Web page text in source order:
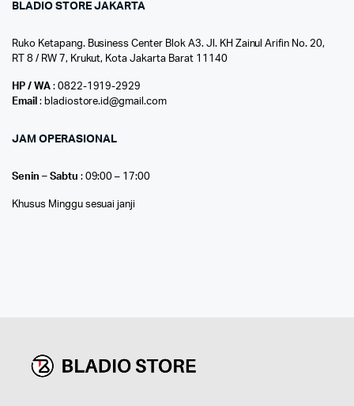
BLADIO STORE JAKARTA
Ruko Ketapang. Business Center Blok A3. Jl. KH Zainul Arifin No. 20,
RT 8 / RW 7, Krukut, Kota Jakarta Barat 11140
HP / WA: 0822-1919-2929
Email : bladiostore.id@gmail.com
JAM OPERASIONAL
Senin – Sabtu : 09:00 – 17:00
Khusus Minggu sesuai janji